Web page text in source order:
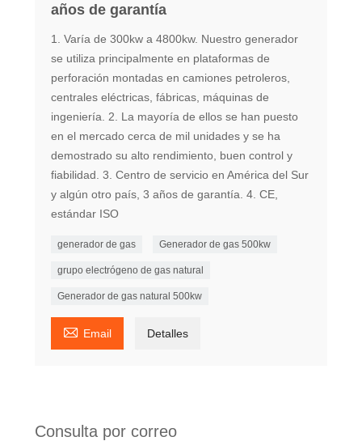
años de garantía
1. Varía de 300kw a 4800kw. Nuestro generador
se utiliza principalmente en plataformas de
perforación montadas en camiones petroleros,
centrales eléctricas, fábricas, máquinas de
ingeniería. 2. La mayoría de ellos se han puesto
en el mercado cerca de mil unidades y se ha
demostrado su alto rendimiento, buen control y
fiabilidad. 3. Centro de servicio en América del Sur
y algún otro país, 3 años de garantía. 4. CE,
estándar ISO
generador de gas Generador de gas 500kw
grupo electrógeno de gas natural
Generador de gas natural 500kw
 Email Detalles
Consulta por correo